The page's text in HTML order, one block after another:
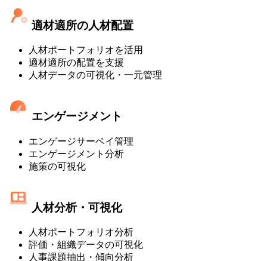
適材適所の人材配置
人材ポートフォリオを活用
適材適所の配置を支援
人材データの可視化・一元管理
エンゲージメント
エンゲージサーベイ管理
エンゲージメント分析
施策の可視化
人材分析・可視化
人材ポートフォリオ分析
評価・組織データの可視化
人事課題抽出・傾向分析